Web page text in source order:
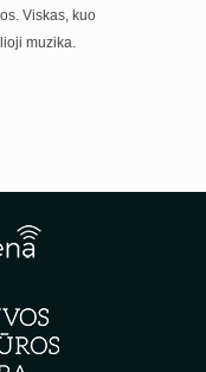
Viskas, kuo
muzika.